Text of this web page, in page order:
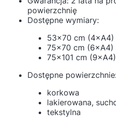
powierzchnię
Dostępne wymiary:
53×70 cm (4×A4)
75×70 cm (6×A4)
75×101 cm (9×A4)
Dostępne
korkowa
lakierowana,
tekstylna